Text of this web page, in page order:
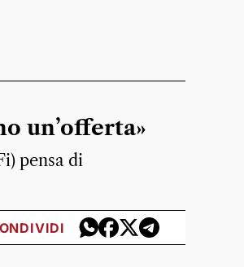
un’offerta»
pensa di